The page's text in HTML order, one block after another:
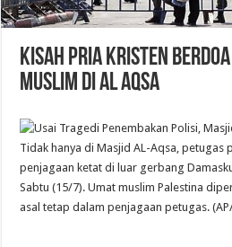
Kisah Pria Kristen
Muslim di Al Aqsa
Tidak hanya di Masjid AL-Aqsa, petugas
penjagaan ketat di luar gerbang
Sabtu (15/7). Umat muslim Palestina
asal tetap dalam penjagaan petugas.